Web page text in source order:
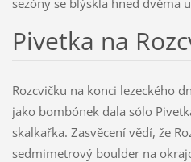
Pivetka na
Rozcvičku na konci lezeckého
jako bombónek dala sólo
skalkařka. Zasvěcení vědí, že
sedmimetrový boulder na